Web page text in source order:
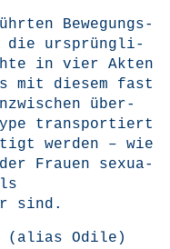
Bewe­gungs­
die ursprüng­li­
in vier Akten
mit die­sem fast
über­
trans­por­tiert
wer­den – wie
Frau­en sexua­
sind.
(ali­as Odi­le)